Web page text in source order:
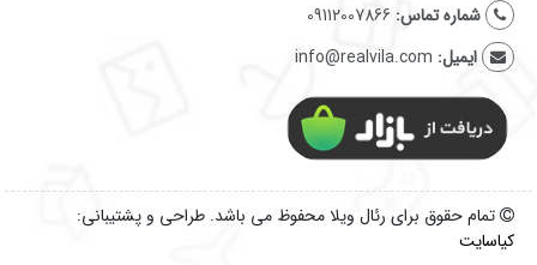
شماره تماس: 09112007866
ایمیل: info@realvila.com
تمام حقوق برای رئال ویلا محفوظ می باشد. طراحی و پشتیبانی:
کیاسایت